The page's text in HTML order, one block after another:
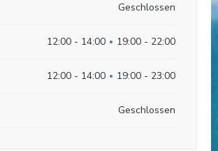
Geschlossen
12:00 - 14:00 • 19:00 - 22:00
12:00 - 14:00 • 19:00 - 23:00
Geschlossen